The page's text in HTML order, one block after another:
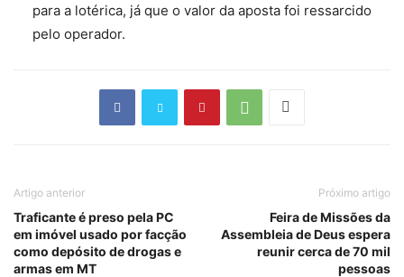
para a lotérica, já que o valor da aposta foi ressarcido
pelo operador.
Artigo anterior
Traficante é preso pela PC
em imóvel usado por facção
como depósito de drogas e
armas em MT
Próximo artigo
Feira de Missões da
Assembleia de Deus espera
reunir cerca de 70 mil
pessoas